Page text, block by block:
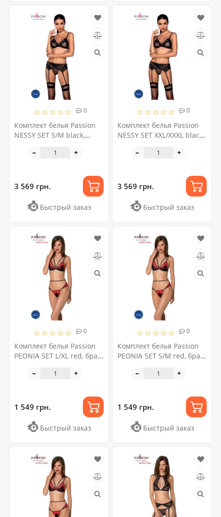
0
Комплект белья Passion
NESSY SET S/M black,
чулок, стринги
3 569 грн.
Быстрый заказ
0
Комплект белья Passion
NESSY SET XXL/XXXL black,
чулок, стринги
3 569 грн.
Быстрый заказ
0
Комплект белья Passion
PEONIA SET L/XL red, бра,
1 549 грн.
Быстрый заказ
0
Комплект белья Passion
PEONIA SET S/M red, бра,
1 549 грн.
Быстрый заказ